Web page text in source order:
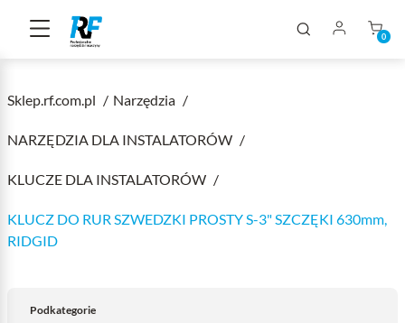
0
Sklep.rf.com.pl Narzędzia
NARZĘDZIA DLA INSTALATORÓW
KLUCZE DLA INSTALATORÓW
KLUCZ DO RUR SZWEDZKI PROSTY S-3" SZCZĘKI 630mm,
RIDGID
Podkategorie